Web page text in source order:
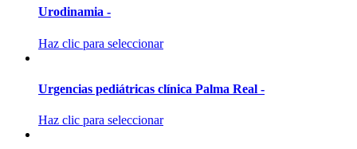
Urodinamia -
Haz clic para seleccionar
Urgencias pediátricas clínica Palma Real -
Haz clic para seleccionar